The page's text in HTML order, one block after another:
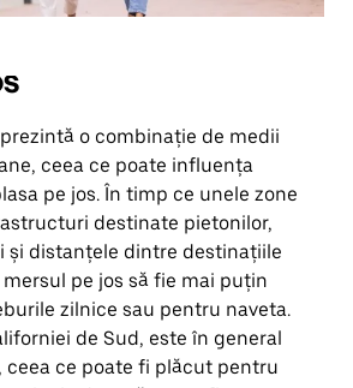
o combinație de medii
ceea ce poate influența
pe jos. În timp ce unele zone
destinate pietonilor,
și distanțele dintre destinațiile
pe jos să fie mai puțin
zilnice sau pentru naveta.
de Sud, este în general
ceea ce poate fi plăcut pentru